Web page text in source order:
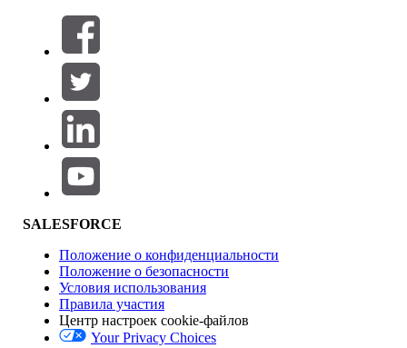
Фильтровать по (0)
ВЫБРАТЬ ФИЛЬТРЫ
Область продуктов
Влияние на функции
Версия
SALESFORCE
Положение о конфиденциальности
Положение о безопасности
Условия использования
Правила участия
Центр настроек cookie-файлов
Your Privacy Choices